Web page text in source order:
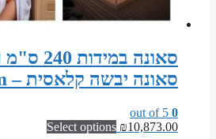
סאונה יבשה קלאסית – Sauna width 240 cm x depth 180 cm x height 200 cm
0
₪10,873.00
Select options